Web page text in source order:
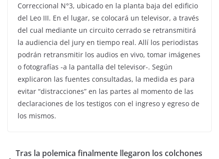
Correccional N°3, ubicado en la planta baja del edificio
del Leo III. En el lugar, se colocará un televisor, a través
del cual mediante un circuito cerrado se retransmitirá
la audiencia del jury en tiempo real. Allí los periodistas
podrán retransmitir los audios en vivo, tomar imágenes
o fotografías -a la pantalla del televisor-. Según
explicaron las fuentes consultadas, la medida es para
evitar “distracciones” en las partes al momento de las
declaraciones de los testigos con el ingreso y egreso de
los mismos.
Tras la polemica finalmente llegaron los colchones